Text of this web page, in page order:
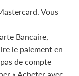
Vous
Bancaire,
le paiement en
de compte